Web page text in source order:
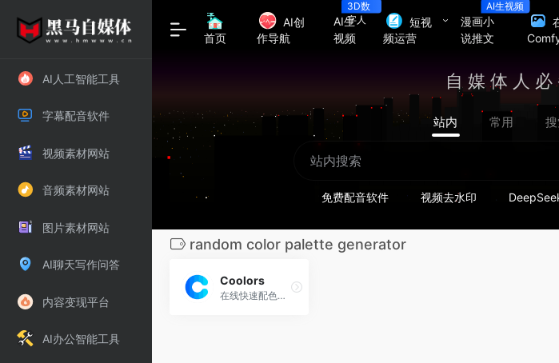
AI人工智能工具
字幕配音软件
视频素材网站
音频素材网站
图片素材网站
AI聊天写作问答
内容变现平台
AI办公智能工具
首页
AI创
作导航
AI生
视频
3D数
字人
短视
频运营
漫画小
说推文
AI生视频
自媒体人
站内 常用
免费配音软件 视频去水印
random color palette generator
Coolors
在线快速配色工具